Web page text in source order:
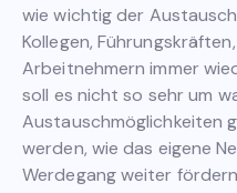
wie wichtig der
Kollegen,
Arbeitnehmern immer
soll es nicht so sehr um
Austauschmöglichkeiten
werden, wie das eigene
Werdegang weiter